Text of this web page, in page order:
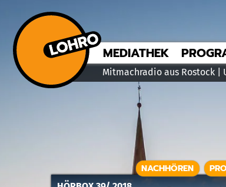
Mitmachradio aus Rostock |
MEDIATHEK
NACHHÖREN